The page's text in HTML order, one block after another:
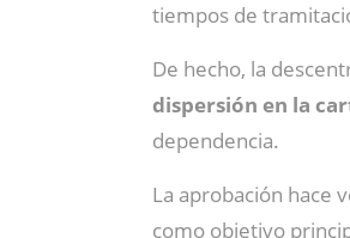
tiempos de
De hecho, la
dispersión en la
dependencia.
La aprobación hace
como objetivo